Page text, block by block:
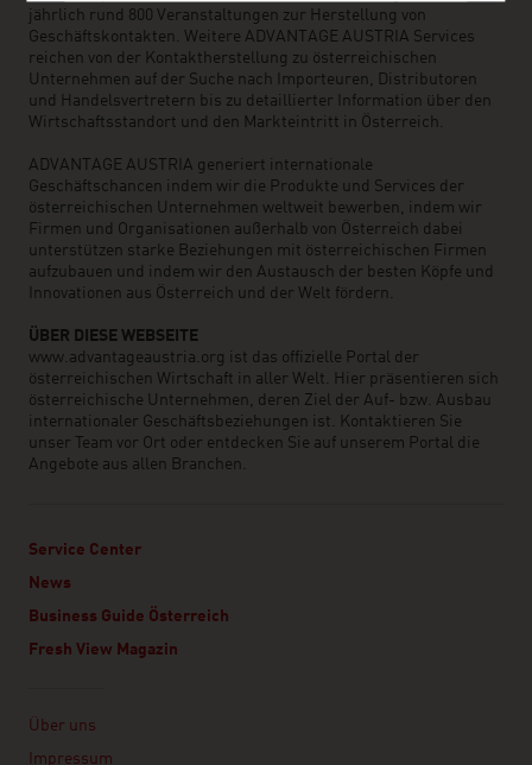
jährlich rund 800 Veranstaltungen zur Herstellung von
Geschäftskontakten. Weitere ADVANTAGE AUSTRIA Services
reichen von der Kontaktherstellung zu österreichischen
Unternehmen auf der Suche nach Importeuren, Distributoren
und Handelsvertretern bis zu detaillierter Information über den
Wirtschaftsstandort und den Markteintritt in Österreich.
ADVANTAGE AUSTRIA generiert internationale
Geschäftschancen indem wir die Produkte und Services der
österreichischen Unternehmen weltweit bewerben, indem wir
Firmen und Organisationen außerhalb von Österreich dabei
unterstützen starke Beziehungen mit österreichischen Firmen
aufzubauen und indem wir den Austausch der besten Köpfe und
Innovationen aus Österreich und der Welt fördern.
ÜBER DIESE WEBSEITE
www.advantageaustria.org ist das offizielle Portal der
österreichischen Wirtschaft in aller Welt. Hier präsentieren sich
österreichische Unternehmen, deren Ziel der Auf- bzw. Ausbau
internationaler Geschäftsbeziehungen ist. Kontaktieren Sie
unser Team vor Ort oder entdecken Sie auf unserem Portal die
Angebote aus allen Branchen.
Service Center
News
Business Guide Österreich
Fresh View Magazin
Über uns
Impressum